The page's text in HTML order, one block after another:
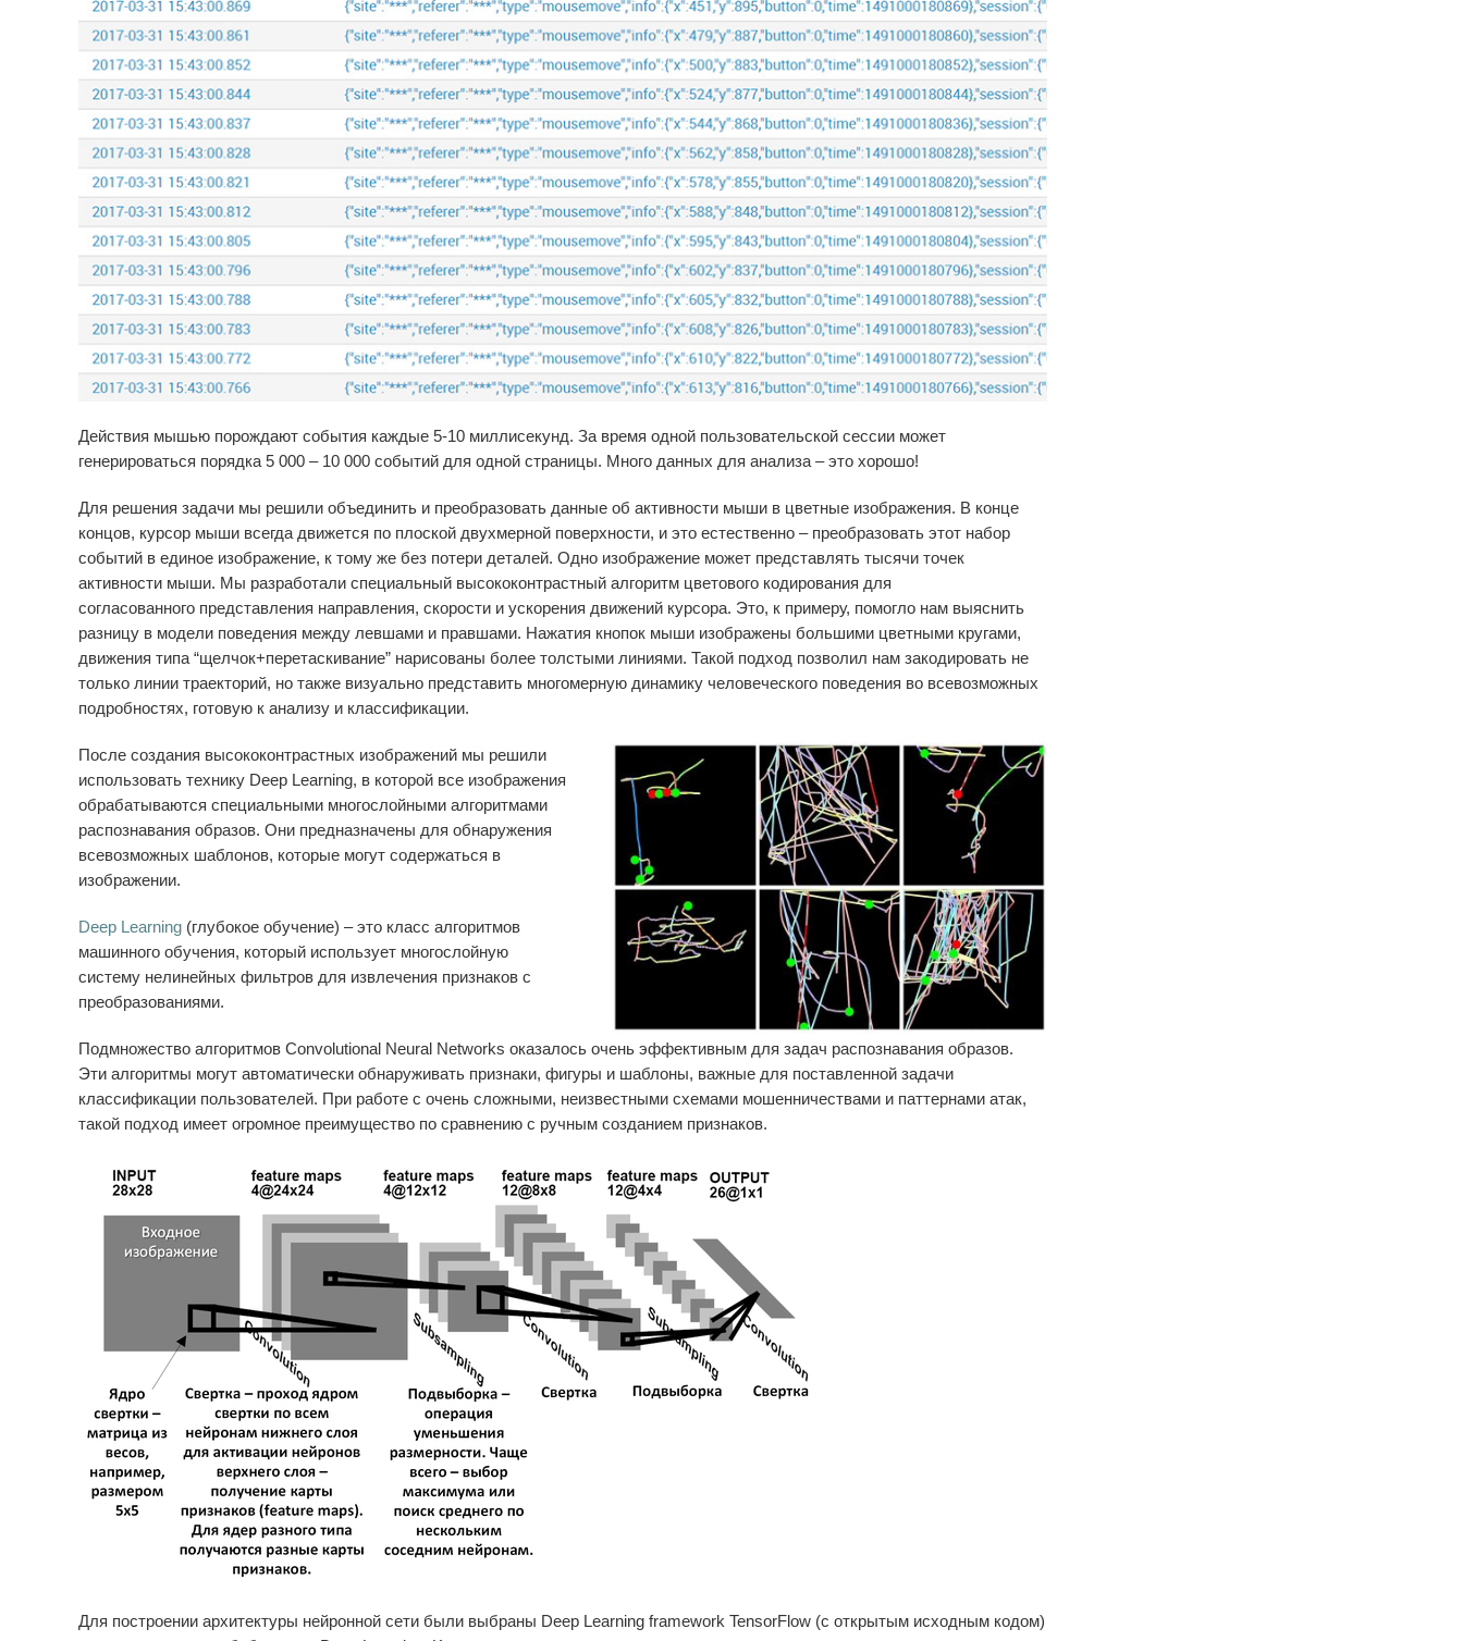
Действия мышью порождают события каждые 5-10 миллисекунд. За время одной пользовательской сессии может
генерироваться порядка 5 000 – 10 000 событий для одной страницы. Много данных для анализа – это хорошо!
Для решения задачи мы решили объединить и преобразовать данные об активности мыши в цветные изображения. В конце
концов, курсор мыши всегда движется по плоской двухмерной поверхности, и это естественно – преобразовать этот набор
событий в единое изображение, к тому же без потери деталей. Одно изображение может представлять тысячи точек
активности мыши. Мы разработали специальный высококонтрастный алгоритм цветового кодирования для
согласованного представления направления, скорости и ускорения движений курсора. Это, к примеру, помогло нам выяснить
разницу в модели поведения между левшами и правшами. Нажатия кнопок мыши изображены большими цветными кругами,
движения типа “щелчок+перетаскивание” нарисованы более толстыми линиями. Такой подход позволил нам закодировать не
только линии траекторий, но также визуально представить многомерную динамику человеческого поведения во всевозможных
подробностях, готовую к анализу и классификации.
После создания высококонтрастных изображений мы решили
использовать технику Deep Learning, в которой все изображения
обрабатываются специальными многослойными алгоритмами
распознавания образов. Они предназначены для обнаружения
всевозможных шаблонов, которые могут содержаться в
изображении.
Deep Learning (глубокое обучение) – это класс алгоритмов
машинного обучения, который использует многослойную
систему нелинейных фильтров для извлечения признаков с
преобразованиями.
Подмножество алгоритмов Convolutional Neural Networks оказалось очень эффективным для задач распознавания образов.
Эти алгоритмы могут автоматически обнаруживать признаки, фигуры и шаблоны, важные для поставленной задачи
классификации пользователей. При работе с очень сложными, неизвестными схемами мошенничествами и паттернами атак,
такой подход имеет огромное преимущество по сравнению с ручным созданием признаков.
Для построении архитектуры нейронной сети были выбраны Deep Learning framework TensorFlow (с открытым исходным кодом)